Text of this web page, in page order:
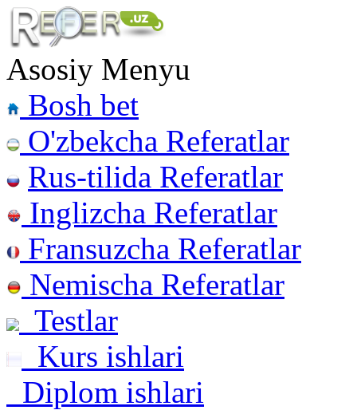
Asosiy Menyu
Bosh bet
O'zbekcha Referatlar
Rus-tilida Referatlar
Inglizcha Referatlar
Fransuzcha Referatlar
Nemischa Referatlar
Testlar
Kurs ishlari
Diplom ishlari